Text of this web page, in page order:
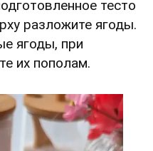
тесто
разложите ягоды.
ягоды, при
их пополам.